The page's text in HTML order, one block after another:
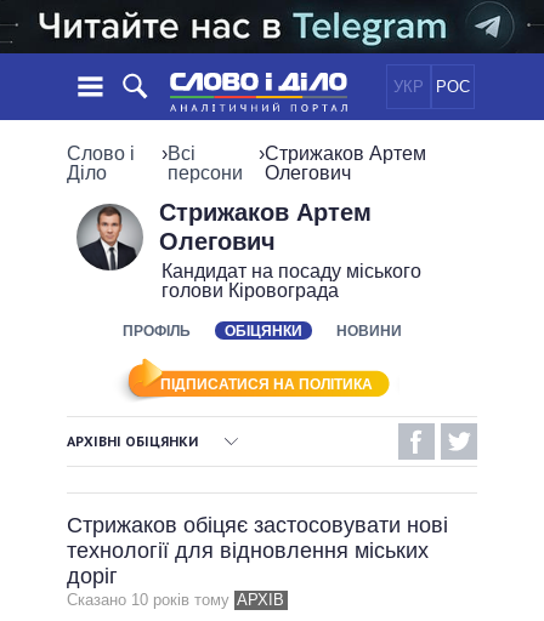
УКР РОС
НОВИНИ
СТРІЧКА
ПОДІЇ
ДАЙДЖЕСТИ
ПОЛІТИКА
СУСПІЛЬСТВО
ОБIЦЯНКИ
ВЕРХОВНА РАДА
КАБІНЕТ МІНІСТРІВ
ГОЛОВИ ОБЛАДМІНІСТРАЦІЙ
МЕРИ МІСТ
ВСІ ПЕРСОНИ
ВІДЕО
ПІДТРИМАТИ
ПОРІВНЯННЯ ПОЛІТИКІВ
Слово і
Діло
›Всі
персони
›Стрижаков Артем
Олегович
Стрижаков Артем
Олегович
Кандидат на посаду міського
голови Кіровограда
ПРОФІЛЬ ОБІЦЯНКИ НОВИНИ
ПІДПИСАТИСЯ НА ПОЛІТИКА
АРХІВНІ ОБІЦЯНКИ
НЕВИКОНАНІ ОБІЦЯНКИ
ВСІ ОБІЦЯНКИ
Стрижаков обіцяє застосовувати нові
технології для відновлення міських
доріг
Сказано 10 рокiв тому АРХІВ